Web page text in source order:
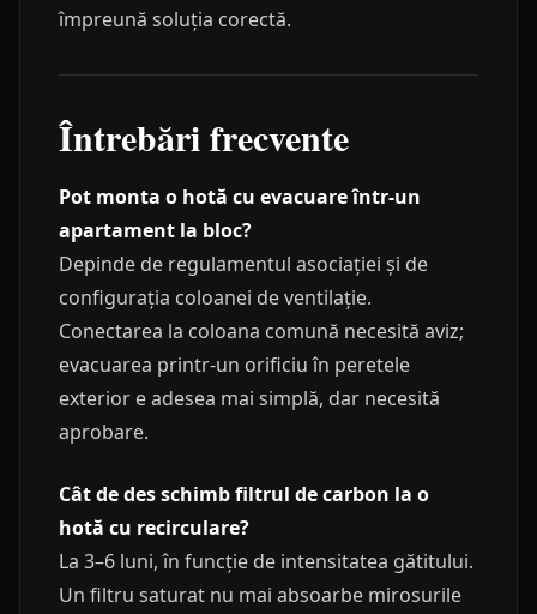
împreună soluția corectă.
Întrebări frecvente
Pot monta o hotă cu evacuare într-un
apartament la bloc?
Depinde de regulamentul asociației și de
configurația coloanei de ventilație.
Conectarea la coloana comună necesită aviz;
evacuarea printr-un orificiu în peretele
exterior e adesea mai simplă, dar necesită
aprobare.
Cât de des schimb filtrul de carbon la o
hotă cu recirculare?
La 3–6 luni, în funcție de intensitatea gătitului.
Un filtru saturat nu mai absoarbe mirosurile